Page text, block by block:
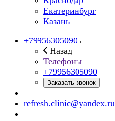
Екатеринбург
Казань
+79956305090
Назад
Телефоны
+79956305090
Заказать звонок
refresh.clinic@yandex.ru